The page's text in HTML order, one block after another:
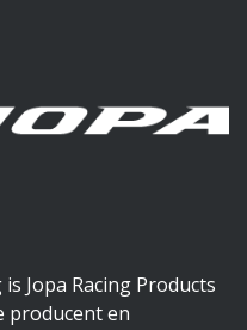
Jopa Racing Products
producent en